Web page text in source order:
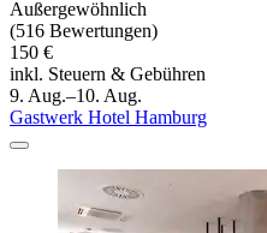
Außergewöhnlich
(516 Bewertungen)
150 €
inkl. Steuern & Gebühren
9. Aug.–10. Aug.
Gastwerk Hotel Hamburg